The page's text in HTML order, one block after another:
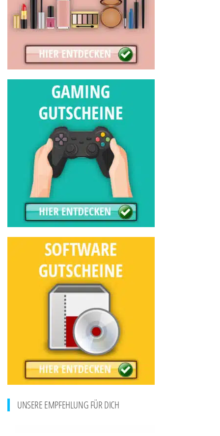
UNSERE EMPFEHLUNG FÜR DICH